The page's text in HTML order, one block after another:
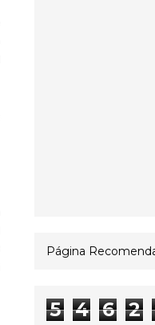
Página
5 4 6 2